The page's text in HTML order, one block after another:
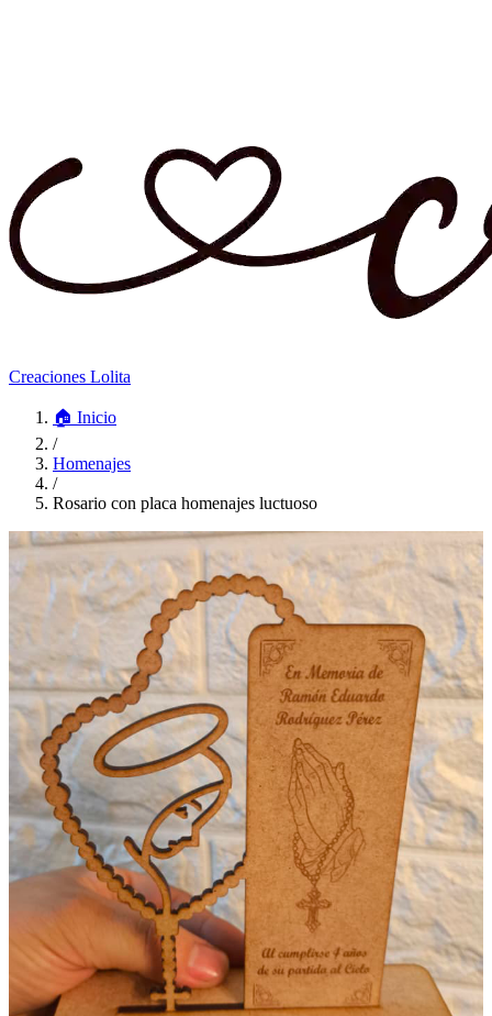
Creaciones Lolita
🏠 Inicio
/
Homenajes
/
Rosario con placa homenajes luctuoso